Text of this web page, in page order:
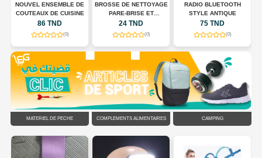
NOUVEL ENSEMBLE DE
COUTEAUX DE CUISINE
86 TND
(0)
BROSSE DE NETTOYAGE
PARE-BRISE ET
RÉTROVISEURS
24 TND
(0)
RADIO BLUETOOTH
STYLE ANTIQUE
75 TND
(0)
MATÉRIEL DE PÊCHE COMPLÉMENTS ALIMENTAIRES CAMPING